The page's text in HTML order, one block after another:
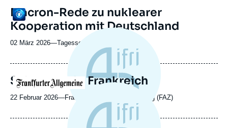
ou
émission
Logo
Macron-Rede zu nuklearer
Kooperation mit Deutschland
02 März 2026—Nom
journal,
ou
émission
Tagesschau
Logo
Schutzmacht Frankreich
22 Februar 2026—Nom
journal,
Frankfurter Allgemeine Zeitung (FAZ)